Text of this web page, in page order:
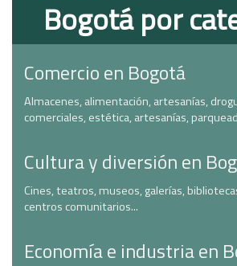
Bogotá por
Comercio en Bogotá
Almacenes, alimentación, artesanías,
comerciales, estética, artesanías,
Cultura y diversión en
Cines, teatros, museos, galerías,
centros comunitarios...
Economía e industria en